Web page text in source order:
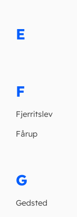
E
F
Fjerritslev
Fårup
G
Gedsted